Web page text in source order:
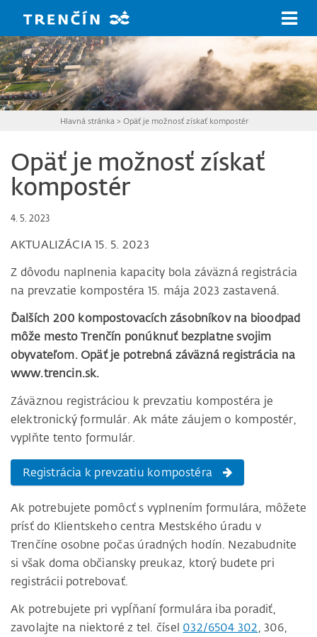
Hlavná stránka >Opäť je možnosť získať kompostér
Opäť je možnosť získať
kompostér
4. 5. 2023
AKTUALIZÁCIA 15. 5. 2023
Z dôvodu naplnenia kapacity bola záväzná registrácia
na prevzatie kompostéra 15. mája 2023 zastavená.
Ďalších 200 kompostovacích zásobníkov na bioodpad
môže mesto Trenčín ponúknuť bezplatne svojim
obyvateľom. Opäť je potrebná záväzná registrácia na
www.trencin.sk.
Záväznou registráciou k prevzatiu kompostéra je
elektronický formulár. Ak máte záujem o kompostér,
vyplňte tento formulár.
Registrácia k prevzatiu kompostéra
Ak potrebujete pomôcť s vyplnením formulára, môžete
prísť do Klientskeho centra Mestského úradu v
Trenčíne osobne počas úradných hodín. Nezabudnite
si však doma občiansky preukaz, ktorý budete pri
registrácii potrebovať.
Ak potrebujete pri vypĺňaní formulára iba poradiť,
zavolajte na niektoré z tel. čísel 032/6504 302 , 306,